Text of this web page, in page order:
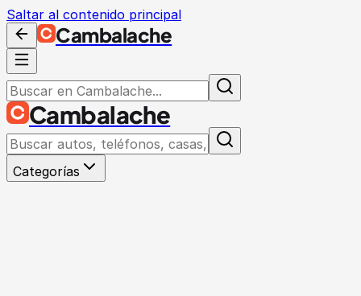
Saltar al contenido principal
Cambalache
Cambalache
Categorías